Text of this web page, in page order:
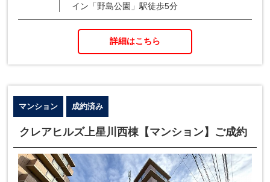
イン「野島公園」駅徒歩5分
詳細はこちら
マンション 成約済み
クレアヒルズ上星川西棟【マンション】ご成約